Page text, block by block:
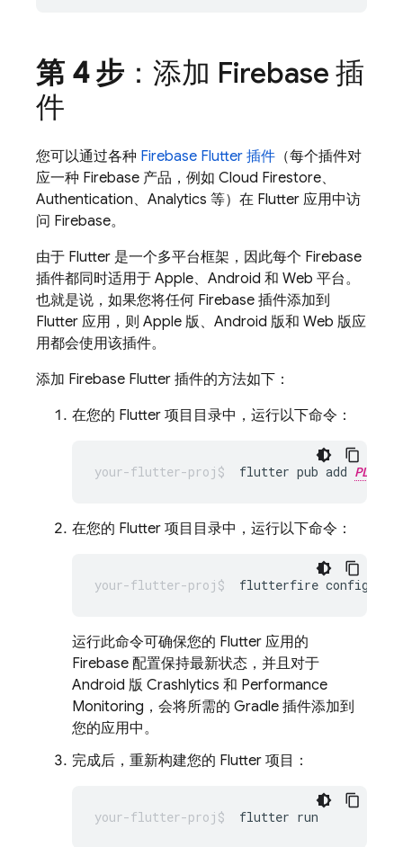
第 4 步 ：添加 Firebase 插
件
您可以通过各种 Firebase Flutter 插件 （每个插件对
应一种 Firebase 产品，例如 Cloud Firestore、
Authentication、 Analytics 等）在 Flutter 应用中访
问 Firebase。
由于 Flutter 是一个多平台框架，因此每个 Firebase
插件都同时适用于 Apple、Android 和 Web 平台。
也就是说，如果您将任何 Firebase 插件添加到
Flutter 应用，则 Apple 版、Android 版和 Web 版应
用都会使用该插件。
添加 Firebase Flutter 插件的方法如下：
在您的 Flutter 项目目录中，运行以下命令：
flutter pub add
在您的 Flutter 项目目录中，运行以下命令：
flutterfire
运行此命令可确保您的 Flutter 应用的
Firebase 配置保持最新状态，并且对于
Android 版 Crashlytics 和 Performance
Monitoring ，会将所需的 Gradle 插件添加到
您的应用中。
完成后，重新构建您的 Flutter 项目：
flutter